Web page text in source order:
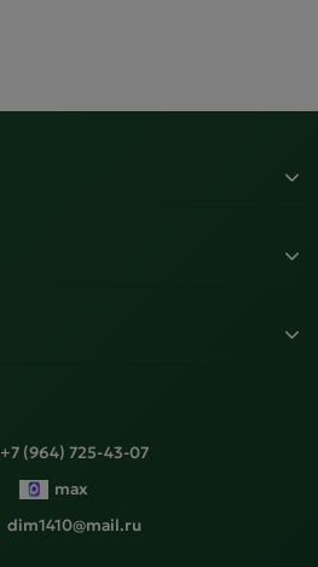
+7 (964) 725-43-07
max
dim1410@mail.ru